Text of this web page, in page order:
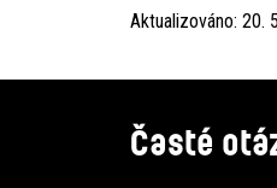
Aktualizováno: 20.
Časté